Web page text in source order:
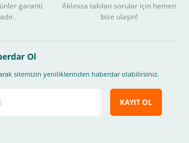
garanti
Aklınıza takılan sorular için hemen
bize ulaşın!
Ol
sitemizin yeniliklerinden haberdar olabilirsiniz.
KAYIT OL